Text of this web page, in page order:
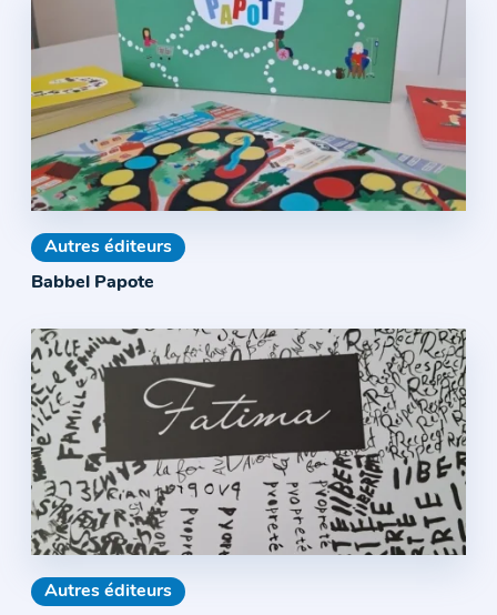
Autres éditeurs
Babbel Papote
Autres éditeurs